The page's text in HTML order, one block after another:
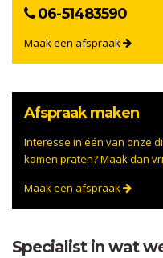
06-51483590
Maak een afspraak
Afspraak maken
Interesse in één van onze
komen praten? Maak dan
Maak een afspraak
Specialist in wat